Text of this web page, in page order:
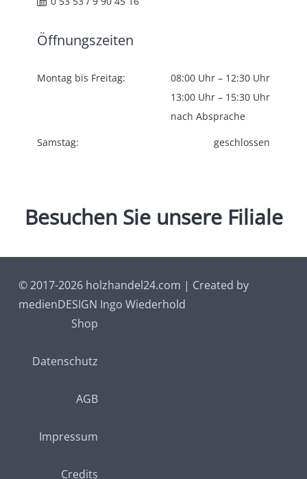
Öffnungszeiten
Montag bis Freitag:
08:00 Uhr – 12:30 Uhr
13:00 Uhr – 15:30 Uhr
nach Absprache
Samstag:
geschlossen
Besuchen Sie unsere Filiale
© 2017-2026 holzhandel24.com | Created by
medienDESIGN Ingo Wiederhold
Shop
Datenschutz
AGB
Impressum
Credits